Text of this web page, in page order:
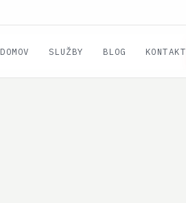
DOMOV SLUŽBY BLOG KONTAKT